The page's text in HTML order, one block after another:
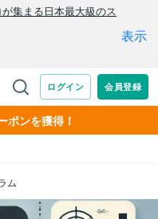
ポンを獲得！
ム